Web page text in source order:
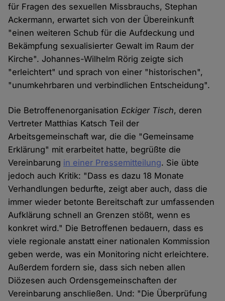
für Fragen des sexuellen Missbrauchs, Stephan
Ackermann, erwartet sich von der Übereinkunft
"einen weiteren Schub für die Aufdeckung und
Bekämpfung sexualisierter Gewalt im Raum der
Kirche". Johannes-Wilhelm Rörig zeigte sich
"erleichtert" und sprach von einer "historischen",
"unumkehrbaren und verbindlichen Entscheidung".
Die BetroffenenorganisationEckiger Tisch, deren
Vertreter Matthias Katsch Teil der
Arbeitsgemeinschaft war, die die "Gemeinsame
Erklärung" mit erarbeitet hatte, begrüßte die
Vereinbarung in einer Pressemitteilung. Sie übte
jedoch auch Kritik: "Dass es dazu 18 Monate
Verhandlungen bedurfte, zeigt aber auch, dass die
immer wieder betonte Bereitschaft zur umfassenden
Aufklärung schnell an Grenzen stößt, wenn es
konkret wird." Die Betroffenen bedauern, dass es
viele regionale anstatt einer nationalen Kommission
geben werde, was ein Monitoring nicht erleichtere.
Außerdem fordern sie, dass sich neben allen
Diözesen auch Ordensgemeinschaften der
Vereinbarung anschließen. Und: "Die Überprüfung